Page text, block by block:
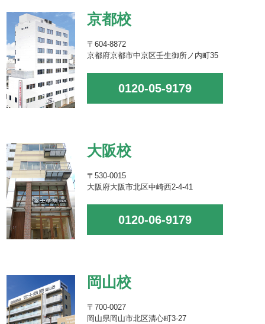
京都校
〒604-8872
京都府京都市中京区壬生御所ノ内町35
0120-05-9179
大阪校
〒530-0015
大阪府大阪市北区中崎西2-4-41
0120-06-9179
岡山校
〒700-0027
岡山県岡山市北区清心町3-27